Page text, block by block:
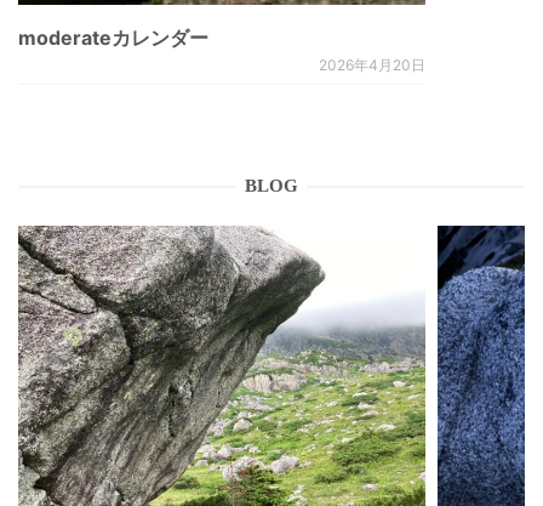
moderateカレンダー
2026年4月20日
BLOG